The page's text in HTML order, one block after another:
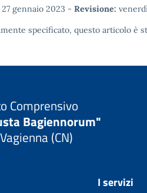
gennaio 2023 - Revisione:
specificato, questo articolo è
Comprensivo
Bagiennorum"
(CN)
I servizi